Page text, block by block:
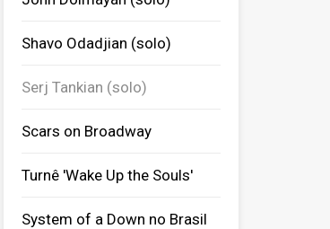
Shavo Odadjian (solo)
Serj Tankian (solo)
Scars on Broadway
Turnê 'Wake Up the Souls'
System of a Down no Brasil